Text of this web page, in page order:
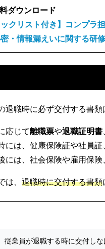
ダウンロード
ックリスト付き】コンプラ
・情報漏えいに関する研
退職時に必ず交付する書類
応じて離職票や退職証明書
には、健康保険証や社員
には、社会保険や雇用保
は、 退職時に交付する書類
従業員が退職する時に交付し